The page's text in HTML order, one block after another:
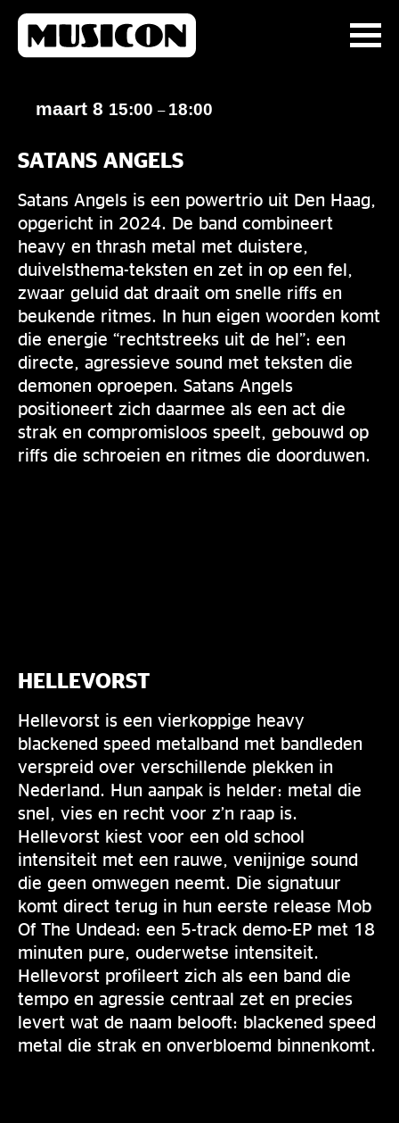
maart 8 15:00 – 18:00
SATANS ANGELS
Satans Angels is een powertrio uit Den Haag,
opgericht in 2024. De band combineert
heavy en thrash metal met duistere,
duivelsthema-teksten en zet in op een fel,
zwaar geluid dat draait om snelle riffs en
beukende ritmes. In hun eigen woorden komt
die energie “rechtstreeks uit de hel”: een
directe, agressieve sound met teksten die
demonen oproepen. Satans Angels
positioneert zich daarmee als een act die
strak en compromisloos speelt, gebouwd op
riffs die schroeien en ritmes die doorduwen.
HELLEVORST
Hellevorst is een vierkoppige heavy
blackened speed metalband met bandleden
verspreid over verschillende plekken in
Nederland. Hun aanpak is helder: metal die
snel, vies en recht voor z’n raap is.
Hellevorst kiest voor een old school
intensiteit met een rauwe, venijnige sound
die geen omwegen neemt. Die signatuur
komt direct terug in hun eerste release Mob
Of The Undead: een 5-track demo-EP met 18
minuten pure, ouderwetse intensiteit.
Hellevorst profileert zich als een band die
tempo en agressie centraal zet en precies
levert wat de naam belooft: blackened speed
metal die strak en onverbloemd binnenkomt.